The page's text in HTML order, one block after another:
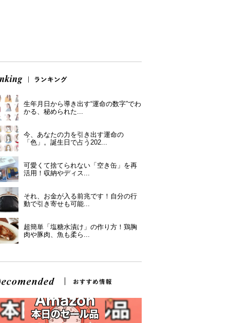
生年月日から導き出す“運命の数字”でわ
かる、秘められた...
今、あなたの力を引き出す運命の
「色」。誕生日で占う202...
可愛くて捨てられない「空き缶」を再
活用！収納やディス...
それ、お金が入る前兆です！自分の行
動で引き寄せも可能...
超簡単「塩糖水漬け」の作り方！鶏胸
肉や豚肉、魚も柔ら...